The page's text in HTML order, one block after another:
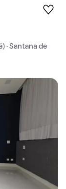
· Santana de